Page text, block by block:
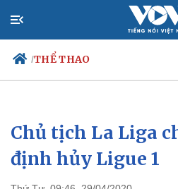
/THỂ THAO
Chính trị
Đảng
Tổ chức nhân sự
Chủ tịch La Liga
định hủy Ligue 1